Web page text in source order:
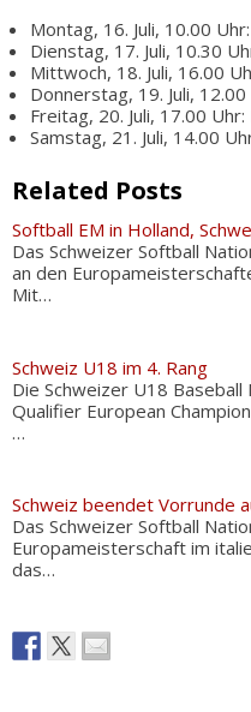
Montag, 16. Juli, 10.00
Dienstag, 17. Juli, 10.30
Mittwoch, 18. Juli, 16.00
Donnerstag, 19. Juli,
Freitag, 20. Juli, 17.00
Samstag, 21. Juli, 14.00
Related Posts
Softball EM in Holland,
Das Schweizer Softball
an den
Mit…
Schweiz U18 im 4. Rang
Die Schweizer U18
Qualifier European
…
Schweiz beendet Vorrunde
Das Schweizer Softball
Europameisterschaft im
das…